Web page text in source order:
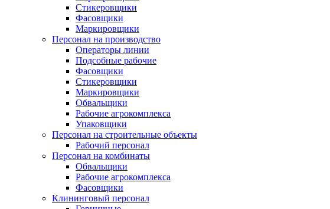
Стикеровщики
Фасовщики
Маркировщики
Персонал на производство
Операторы линии
Подсобные рабочие
Фасовщики
Стикеровщики
Маркировщики
Обвальщики
Рабочие агрокомплекса
Упаковщики
Персонал на строительные объекты
Рабочий персонал
Персонал на комбинаты
Обвальщики
Рабочие агрокомплекса
Фасовщики
Клининговый персонал